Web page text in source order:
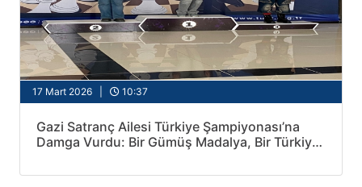
17 Mart 2026 | 10:37
Gazi Satranç Ailesi Türkiye Şampiyonası’na
Damga Vurdu: Bir Gümüş Madalya, Bir Türkiye